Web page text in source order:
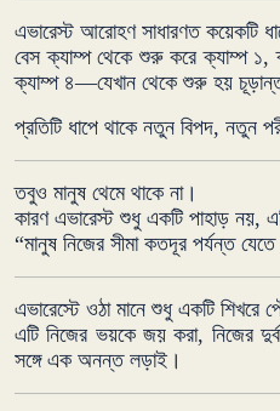
এভারেস্ট আরোহণ সাধারণত কয়েকটি
বেস ক্যাম্প থেকে শুরু করে ক্যাম্প ১,
ক্যাম্প ৪—যেখান থেকে শুরু হয়
প্রতিটি ধাপে থাকে নতুন বিপদ, নতুন
তবুও মানুষ থেমে থাকে না।
কারণ এভারেস্ট শুধু একটি পাহাড় নয়,
“মানুষ নিজের সীমা কতদূর পর্যন্ত যেতে
এভারেস্টে ওঠা মানে শুধু একটি শিখরে
এটি নিজের ভয়কে জয় করা, নিজের
সঙ্গে এক অনন্ত লড়াই।